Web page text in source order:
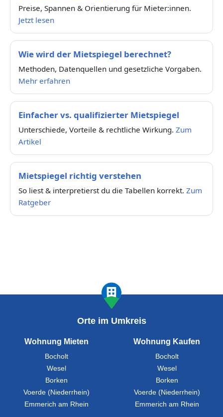
Preise, Spannen & Orientierung für Mieter:innen.
Jetzt lesen
Wie wird der Mietspiegel berechnet?
Methoden, Datenquellen und gesetzliche Vorgaben.
Mehr erfahren
Einfacher vs. qualifizierter Mietspiegel
Unterschiede, Vorteile & rechtliche Wirkung. Zum
Artikel
Mietspiegel richtig verstehen
So liest & interpretierst du die Tabellen korrekt. Zum
Ratgeber
Orte im Umkreis
Wohnung Mieten
Bocholt
Wesel
Borken
Voerde (Niederrhein)
Emmerich am Rhein
Wohnung Kaufen
Bocholt
Wesel
Borken
Voerde (Niederrhein)
Emmerich am Rhein